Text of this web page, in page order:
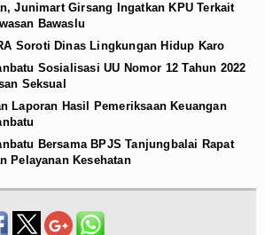
Junimart Girsang Ingatkan KPU Terkait
Bawaslu
Soroti Dinas Lingkungan Hidup Karo
Sosialisasi UU Nomor 12 Tahun 2022
Seksual
Laporan Hasil Pemeriksaan Keuangan
Bersama BPJS Tanjungbalai Rapat
Pelayanan Kesehatan